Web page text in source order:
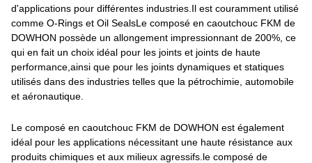
d'applications pour différentes industries.Il est couramment utilisé
comme O-Rings et Oil SealsLe composé en caoutchouc FKM de
DOWHON possède un allongement impressionnant de 200%, ce
qui en fait un choix idéal pour les joints et joints de haute
performance,ainsi que pour les joints dynamiques et statiques
utilisés dans des industries telles que la pétrochimie, automobile
et aéronautique.
Le composé en caoutchouc FKM de DOWHON est également
idéal pour les applications nécessitant une haute résistance aux
produits chimiques et aux milieux agressifs.le composé de